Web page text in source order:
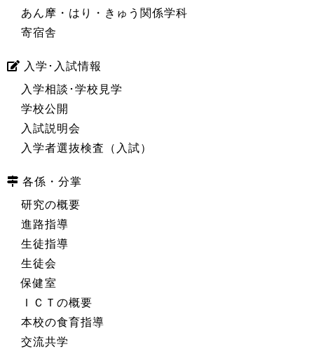
あん摩・はり・きゅう関係学科
寄宿舎
入学･入試情報
入学相談･学校見学
学校公開
入試説明会
入学者選抜検査（入試）
各係・分掌
研究の概要
進路指導
生徒指導
生徒会
保健室
ＩＣＴの概要
本校の食育指導
交流共学